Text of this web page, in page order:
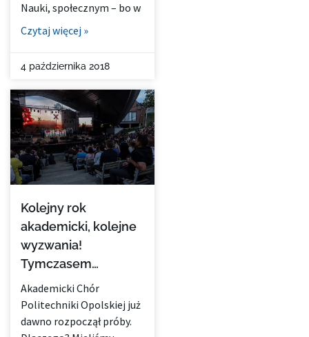
Nauki, społecznym – bo w
Czytaj więcej »
4 października 2018
Kolejny rok
akademicki, kolejne
wyzwania!
Tymczasem…
Akademicki Chór
Politechniki Opolskiej już
dawno rozpoczął próby.